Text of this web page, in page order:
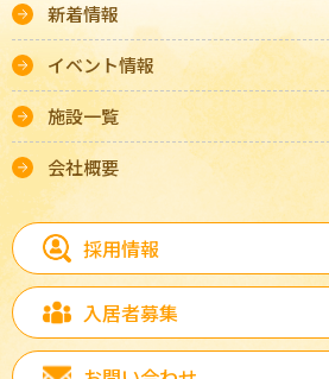
新着情報
イベント情報
施設一覧
会社概要
採用情報
入居者募集